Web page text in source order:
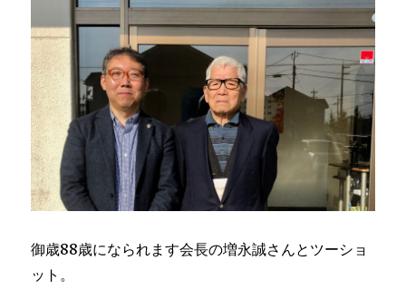
御歳88歳になられます会長の増永誠さんとツーショ
ット。